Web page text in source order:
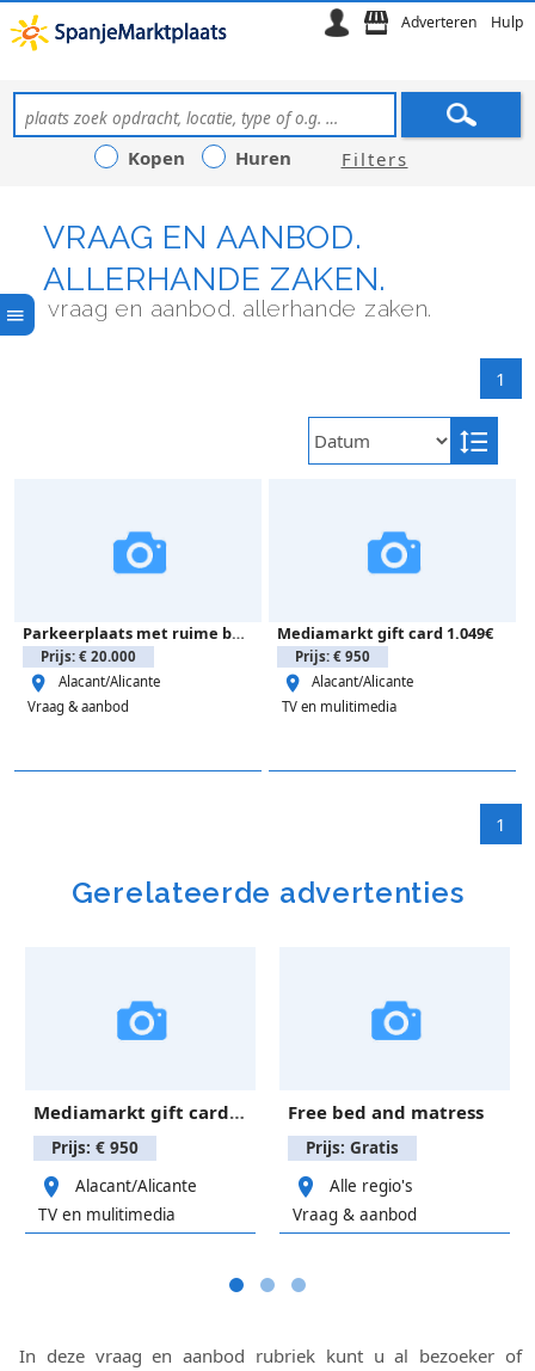
Adverteren Hulp
Kopen Huren Filters
VRAAG EN AANBOD.
ALLERHANDE ZAKEN.
vraag en aanbod. allerhande zaken.
1
Parkeerplaats met ruime berging – cabo roig
Prijs: € 20.000
Alacant/Alicante
Vraag & aanbod
Mediamarkt gift card 1.049€
Prijs: € 950
Alacant/Alicante
TV en mulitimedia
1
Gerelateerde advertenties
Mediamarkt gift card 1.049€
Prijs: € 950
Alacant/Alicante
TV en mulitimedia
Free bed and matress
Prijs: Gratis
Alle regio's
Vraag & aanbod
In deze vraag en aanbod rubriek kunt u al bezoeker of